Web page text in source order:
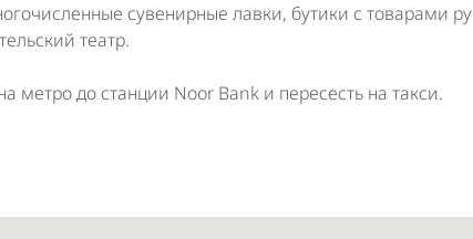
сувенирные лавки, бутики с товарами
театр.
метро до станции Noor Bank и пересесть на такси.